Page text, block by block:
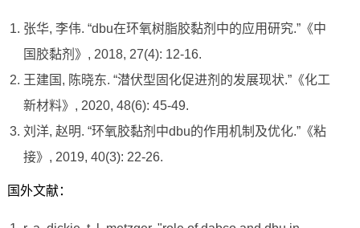
张华, 李伟. “dbu在环氧树脂胶黏剂中的应用研究.”《中
国胶黏剂》, 2018, 27(4): 12-16.
王建国, 陈晓东. “潜伏型固化促进剂的发展现状.”《化工
新材料》, 2020, 48(6): 45-49.
刘洋, 赵明. “环氧胶黏剂中dbu的作用机制及优化.”《粘
接》, 2019, 40(3): 22-26.
国外文献：